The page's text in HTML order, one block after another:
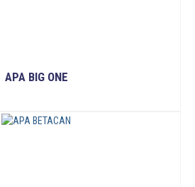
APA BIG ONE